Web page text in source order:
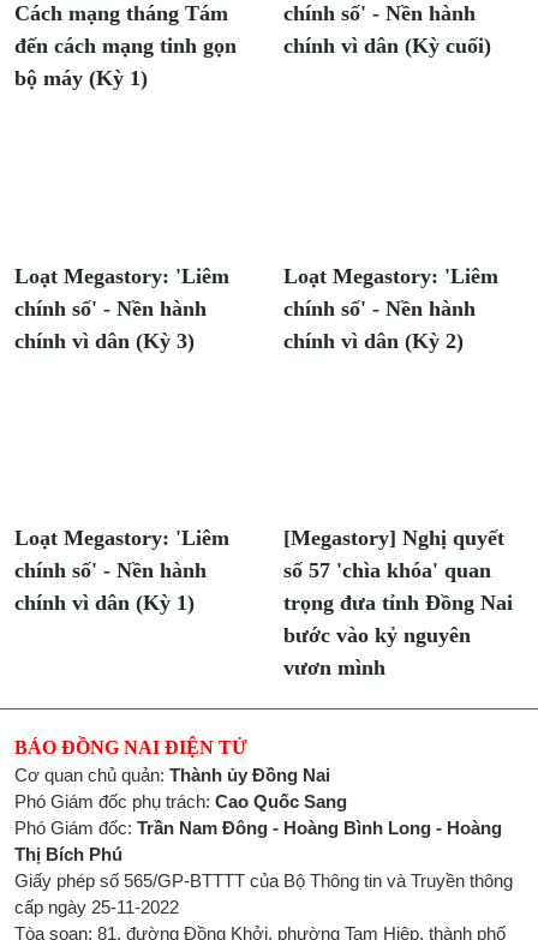
Cách mạng tháng Tám
đến cách mạng tinh gọn
bộ máy (Kỳ 1)
chính số' - Nền hành
chính vì dân (Kỳ cuối)
Loạt Megastory: 'Liêm
chính số' - Nền hành
chính vì dân (Kỳ 3)
Loạt Megastory: 'Liêm
chính số' - Nền hành
chính vì dân (Kỳ 2)
Loạt Megastory: 'Liêm
chính số' - Nền hành
chính vì dân (Kỳ 1)
[Megastory] Nghị quyết
số 57 'chìa khóa' quan
trọng đưa tỉnh Đồng Nai
bước vào kỷ nguyên
vươn mình
BÁO ĐỒNG NAI ĐIỆN TỬ
Cơ quan chủ quản: Thành ủy Đồng Nai
Phó Giám đốc phụ trách: Cao Quốc Sang
Phó Giám đốc: Trần Nam Đông - Hoàng Bình Long - Hoàng
Thị Bích Phú
Giấy phép số 565/GP-BTTTT của Bộ Thông tin và Truyền thông
cấp ngày 25-11-2022
Tòa soạn: 81, đường Đồng Khởi, phường Tam Hiệp, thành phố